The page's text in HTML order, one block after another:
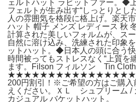
ェルトハット ラビットファー。◆
フェルトが生み出す“しっとりとし
人の雰囲気を格段に格上げ。楽天
ハット 帽子 メンズ レディース 秋
計算された美しいフォルムが、ス
自然に溶け込み、洗練された印象
ットハット。◆日本人の頭に合う
時間被ってもストレスなく“上質を
ます。Filson フィルソン Tin Cloth
200円割引！※ご希望の方はご購入
えください。ＸＬ シュプリーム /
カジュアル バケットハット。